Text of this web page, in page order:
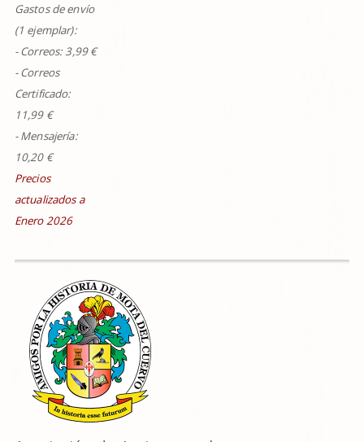
Gastos de envío
(1 ejemplar):
- Correos:3,99€
- Correos
Certificado:
11,99 €
- Mensajería:
10,20 €
Precios
actualizados a
Enero 2026